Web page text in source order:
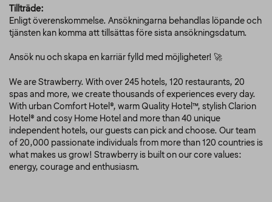
Tillträde:
Enligt överenskommelse. Ansökningarna behandlas löpande och
tjänsten kan komma att tillsättas före sista ansökningsdatum.
Ansök nu och skapa en karriär fylld med möjligheter! 🚀
We are Strawberry. With over 245 hotels, 120 restaurants, 20
spas and more, we create thousands of experiences every day.
With urban Comfort Hotel®, warm Quality Hotel™, stylish Clarion
Hotel® and cosy Home Hotel and more than 40 unique
independent hotels, our guests can pick and choose. Our team
of 20,000 passionate individuals from more than 120 countries is
what makes us grow! Strawberry is built on our core values:
energy, courage and enthusiasm.